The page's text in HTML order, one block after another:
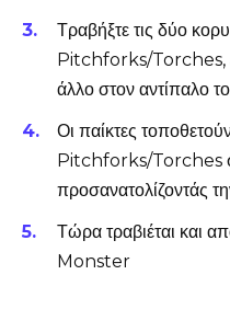
Τραβήξτε τις δύο
Pitchforks/Torches,
άλλο στον αντίπαλο
Οι παίκτες
Pitchforks/Torches
προσανατολίζοντάς
Τώρα τραβιέται και
Monster